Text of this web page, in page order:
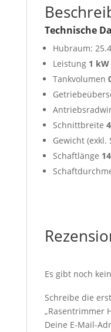
Technische
Hubraum: 25.4
Leistung 1 kW
Tankvolumen
Schnittbreite
Gewicht
Schaftlänge
Es gibt noch
Schreibe die
„Rasentrimmer
Deine E-Mail-